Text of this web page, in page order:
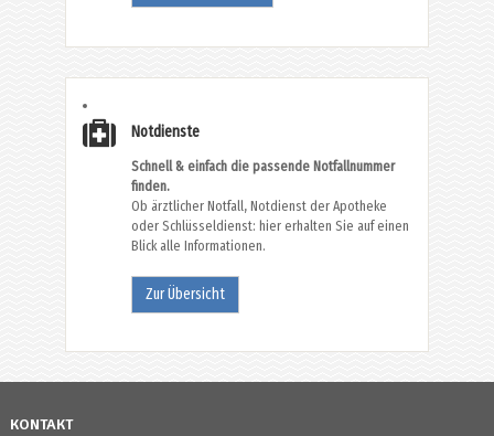
Notdienste
Schnell & einfach die passende Notfallnummer
finden.
Ob ärztlicher Notfall, Notdienst der Apotheke
oder Schlüsseldienst: hier erhalten Sie auf einen
Blick alle Informationen.
Zur Übersicht
KONTAKT